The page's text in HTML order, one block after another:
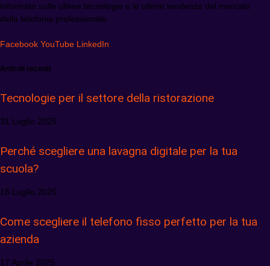
informato sulle ultime tecnologie e le ultime tendenze del mercato
della telefonia professionale.
Facebook YouTube LinkedIn
Articoli recenti
Tecnologie per il settore della ristorazione
31 Luglio 2025
Perché scegliere una lavagna digitale per la tua
scuola?
18 Luglio 2025
Come scegliere il telefono fisso perfetto per la tua
azienda
17 Aprile 2025